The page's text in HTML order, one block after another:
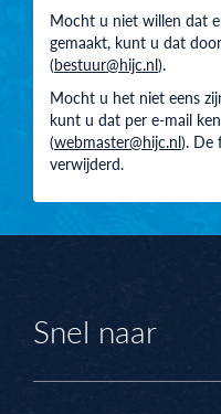
Mocht u niet willen dat
gemaakt, kunt u dat
(bestuur@hijc.nl).
Mocht u het niet eens
kunt u dat per e-mail
(webmaster@hijc.nl). De
verwijderd.
Snel naar